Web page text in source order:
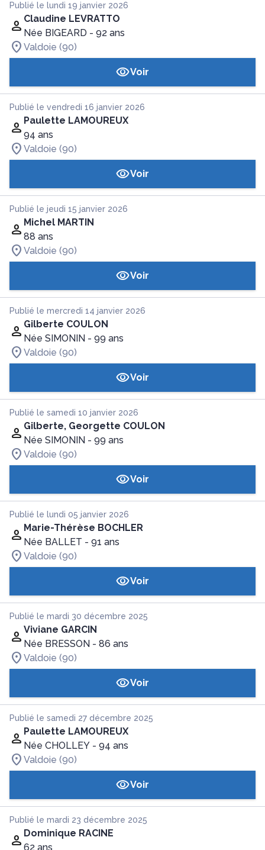
Publié le lundi 19 janvier 2026
Claudine LEVRATTO
Née BIGEARD - 92 ans
Valdoie (90)
Voir
Publié le vendredi 16 janvier 2026
Paulette LAMOUREUX
94 ans
Valdoie (90)
Voir
Publié le jeudi 15 janvier 2026
Michel MARTIN
88 ans
Valdoie (90)
Voir
Publié le mercredi 14 janvier 2026
Gilberte COULON
Née SIMONIN - 99 ans
Valdoie (90)
Voir
Publié le samedi 10 janvier 2026
Gilberte, Georgette COULON
Née SIMONIN - 99 ans
Valdoie (90)
Voir
Publié le lundi 05 janvier 2026
Marie-Thérèse BOCHLER
Née BALLET - 91 ans
Valdoie (90)
Voir
Publié le mardi 30 décembre 2025
Viviane GARCIN
Née BRESSON - 86 ans
Valdoie (90)
Voir
Publié le samedi 27 décembre 2025
Paulette LAMOUREUX
Née CHOLLEY - 94 ans
Valdoie (90)
Voir
Publié le mardi 23 décembre 2025
Dominique RACINE
62 ans